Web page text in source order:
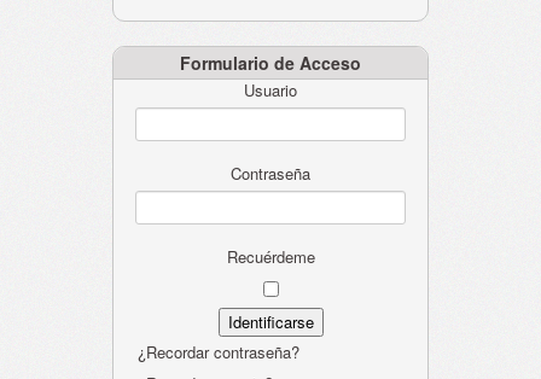
Formulario de Acceso
Usuario
Contraseña
Recuérdeme
¿Recordar contraseña?